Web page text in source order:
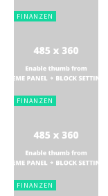
FINANZEN
FINANZEN
FINANZEN